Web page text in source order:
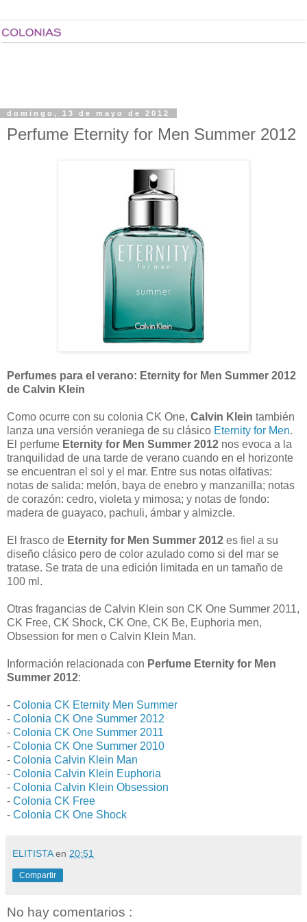
domingo, 13 de mayo de 2012
Perfume Eternity for Men Summer 2012
Perfumes para el verano: Eternity for Men Summer 2012
de Calvin Klein
Como ocurre con su colonia CK One, Calvin Klein también
lanza una versión veraniega de su clásico Eternity for Men.
El perfume Eternity for Men Summer 2012 nos evoca a la
tranquilidad de una tarde de verano cuando en el horizonte
se encuentran el sol y el mar. Entre sus notas olfativas:
notas de salida: melón, baya de enebro y manzanilla; notas
de corazón: cedro, violeta y mimosa; y notas de fondo:
madera de guayaco, pachuli, ámbar y almizcle.
El frasco de Eternity for Men Summer 2012 es fiel a su
diseño clásico pero de color azulado como si del mar se
tratase. Se trata de una edición limitada en un tamaño de
100 ml.
Otras fragancias de Calvin Klein son CK One Summer 2011,
CK Free, CK Shock, CK One, CK Be, Euphoria men,
Obsession for men o Calvin Klein Man.
Información relacionada con Perfume Eternity for Men
Summer 2012:
- Colonia CK Eternity Men Summer
- Colonia CK One Summer 2012
- Colonia CK One Summer 2011
- Colonia CK One Summer 2010
- Colonia Calvin Klein Man
- Colonia Calvin Klein Euphoria
- Colonia Calvin Klein Obsession
- Colonia CK Free
- Colonia CK One Shock
ELITISTAen 20:51
Compartir
No hay comentarios :